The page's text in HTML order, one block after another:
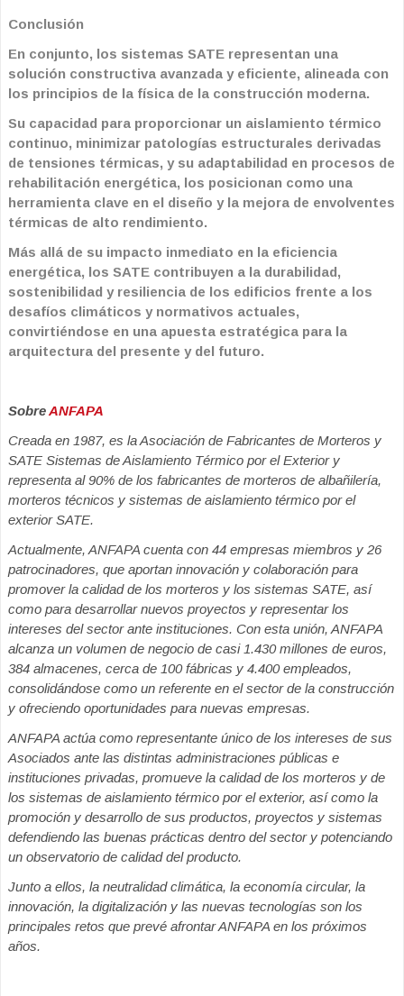
Conclusión
En conjunto, los sistemas SATE representan una
solución constructiva avanzada y eficiente, alineada con
los principios de la física de la construcción moderna.
Su capacidad para proporcionar un aislamiento térmico
continuo, minimizar patologías estructurales derivadas
de tensiones térmicas, y su adaptabilidad en procesos de
rehabilitación energética, los posicionan como una
herramienta clave en el diseño y la mejora de envolventes
térmicas de alto rendimiento.
Más allá de su impacto inmediato en la eficiencia
energética, los SATE contribuyen a la durabilidad,
sostenibilidad y resiliencia de los edificios frente a los
desafíos climáticos y normativos actuales,
convirtiéndose en una apuesta estratégica para la
arquitectura del presente y del futuro.
SobreANFAPA
Creada en 1987, es la Asociación de Fabricantes de Morteros y
SATE Sistemas de Aislamiento Térmico por el Exterior y
representa al 90% de los fabricantes de morteros de albañilería,
morteros técnicos y sistemas de aislamiento térmico por el
exterior SATE.
Actualmente, ANFAPA cuenta con 44 empresas miembros y 26
patrocinadores, que aportan innovación y colaboración para
promover la calidad de los morteros y los sistemas SATE, así
como para desarrollar nuevos proyectos y representar los
intereses del sector ante instituciones. Con esta unión, ANFAPA
alcanza un volumen de negocio de casi 1.430 millones de euros,
384 almacenes, cerca de 100 fábricas y 4.400 empleados,
consolidándose como un referente en el sector de la construcción
y ofreciendo oportunidades para nuevas empresas.
ANFAPA actúa como representante único de los intereses de sus
Asociados ante las distintas administraciones públicas e
instituciones privadas, promueve la calidad de los morteros y de
los sistemas de aislamiento térmico por el exterior, así como la
promoción y desarrollo de sus productos, proyectos y sistemas
defendiendo las buenas prácticas dentro del sector y potenciando
un observatorio de calidad del producto.
Junto a ellos, la neutralidad climática, la economía circular, la
innovación, la digitalización y las nuevas tecnologías son los
principales retos que prevé afrontar ANFAPA en los próximos
años.